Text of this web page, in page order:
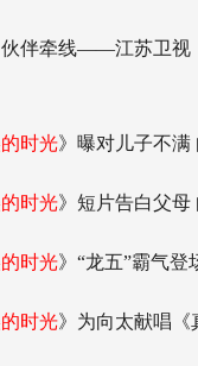
伙伴牵线——江苏卫视
时光》曝对儿子不满
时光》短片告白父母
时光》“龙五”霸气登
时光》为向太献唱《